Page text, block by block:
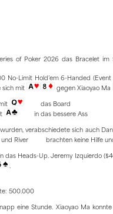
of Poker 2026 das Bracelet
No-Limit Hold’em 6-Handed
sich mit
gegen Xiaoyao Ma
das Board
in das bessere Ass
verabschiedete sich auch
und River brachten keine Hilfe
das Heads-Up. Jeremy Izquierdo
.
500.000
eine Stunde. Xiaoyao Ma